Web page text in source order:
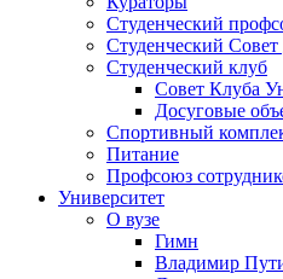
Студенческий
Студенческий Совет
Студенческий клуб
Совет Клуба
Досуговые
Спортивный
Питание
Профсоюз
Университет
О вузе
Гимн
Владимир